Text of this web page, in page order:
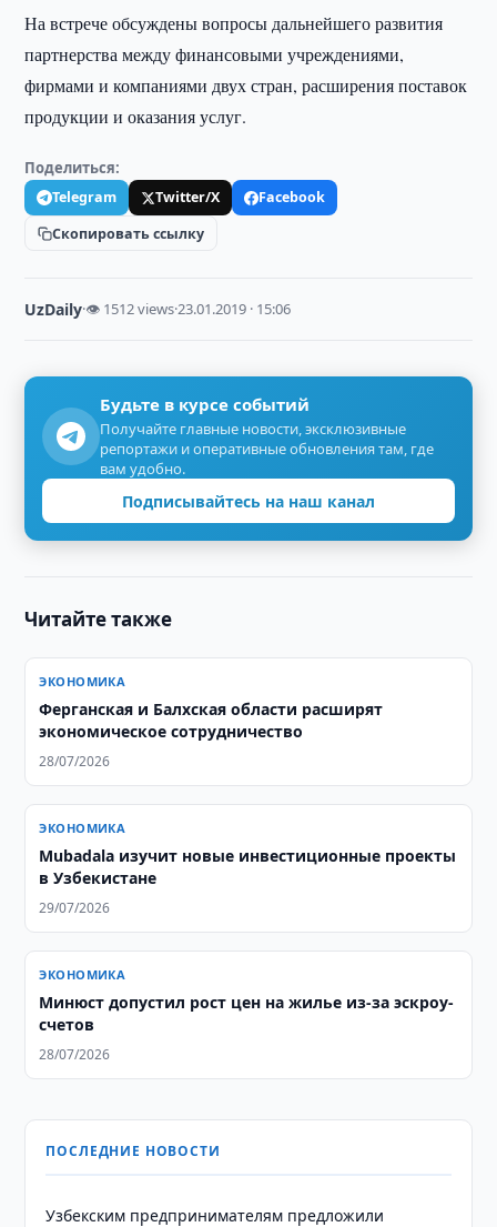
На встрече обсуждены вопросы дальнейшего развития
партнерства между финансовыми учреждениями,
фирмами и компаниями двух стран, расширения поставок
продукции и оказания услуг.
Поделиться:
Telegram Twitter/X
Facebook
Скопировать ссылку
UzDaily·👁 1512 views·23.01.2019 · 15:06
Будьте в курсе событий
Получайте главные новости, эксклюзивные
репортажи и оперативные обновления там, где
вам удобно.
Подписывайтесь на наш канал
Читайте также
ЭКОНОМИКА
Ферганская и Балхская области расширят
экономическое сотрудничество
28/07/2026
ЭКОНОМИКА
Mubadala изучит новые инвестиционные проекты
в Узбекистане
29/07/2026
ЭКОНОМИКА
Минюст допустил рост цен на жилье из-за эскроу-
счетов
28/07/2026
ПОСЛЕДНИЕ НОВОСТИ
Узбекским предпринимателям предложили